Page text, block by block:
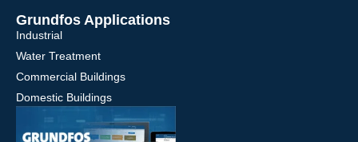
Grundfos Applications
Industrial
Water Treatment
Commercial Buildings
Domestic Buildings